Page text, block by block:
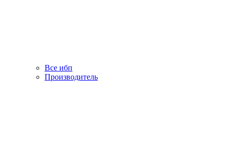
Все ибп
Производитель